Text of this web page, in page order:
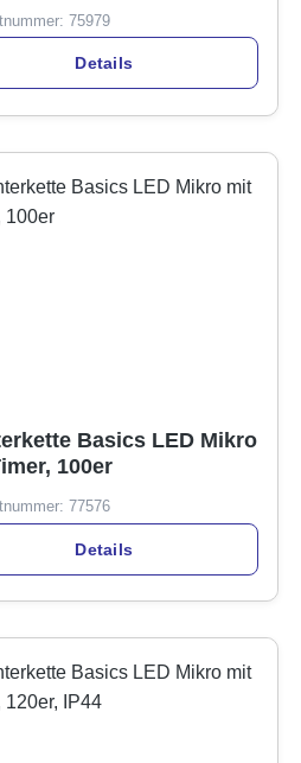
75979
Details
Basics LED Mikro
100er
77576
Details